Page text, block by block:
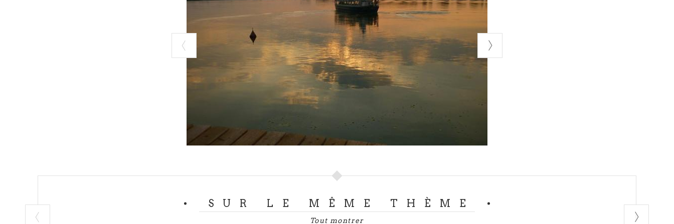
l’intense pigmentation de ses eaux, et qui offre une myriade de paysages et de
miroitements chromatiques.
LeTessin
est riche de sens et d'histoire : les péniches y transportaient jadis le précieux
marbre de Candoglia destiné à la cathédrale de Milan. Depuis 2002, le parc du Tessin se
targue également du titre prestigieux de réserve de la biosphère de l'UNESCO. Cela
confirme la valeur exceptionnelle de ce lieu qui conjugue de manière extraordinaire
Embarquer sur l'un de ces bateaux, c'est s'immerger dans la nature intacte qui embrasse
eaux azurées et rencontrez au fil de l’eau de gracieux groupes de cygnes et de canards
et rafraîchissant de la rivière, offrant une expérience zen et revigorante, notamment
durant les mois les plus chauds.
parc Adda Sud, situé au cœur de la Lombardie, est la porte d'entrée d'une oasis
historique et naturelle extraordinaire, dont les accès sont situés à Pizzighettone et à
Ponte d'Adda, deux accès privilégiés à un écosystème naturel que le temps a su
préserver, marquant le début d'un voyage le long du fleuve du temps.
Au cours de la balade en bateau d'une durée d’une heure, laissez-vous bercer par les
courants et la beauté de la nature environnante. Le
parc Adda Sud
naturel à la flore luxuriante qui abrite une riche faune indigène. La rivière coule en
harmonie avec son environnement, offrant une expérience immersive dans la nature
Le parcours est une boucle fascinante partant de l'
révèle une variété de paysages et de sites au charme particulier. La rivière Adda, star
incontestée du territoire, coule avec vivacité au beau milieu d'une végétation
SUR LE MÊME THÈME
Tout montrer